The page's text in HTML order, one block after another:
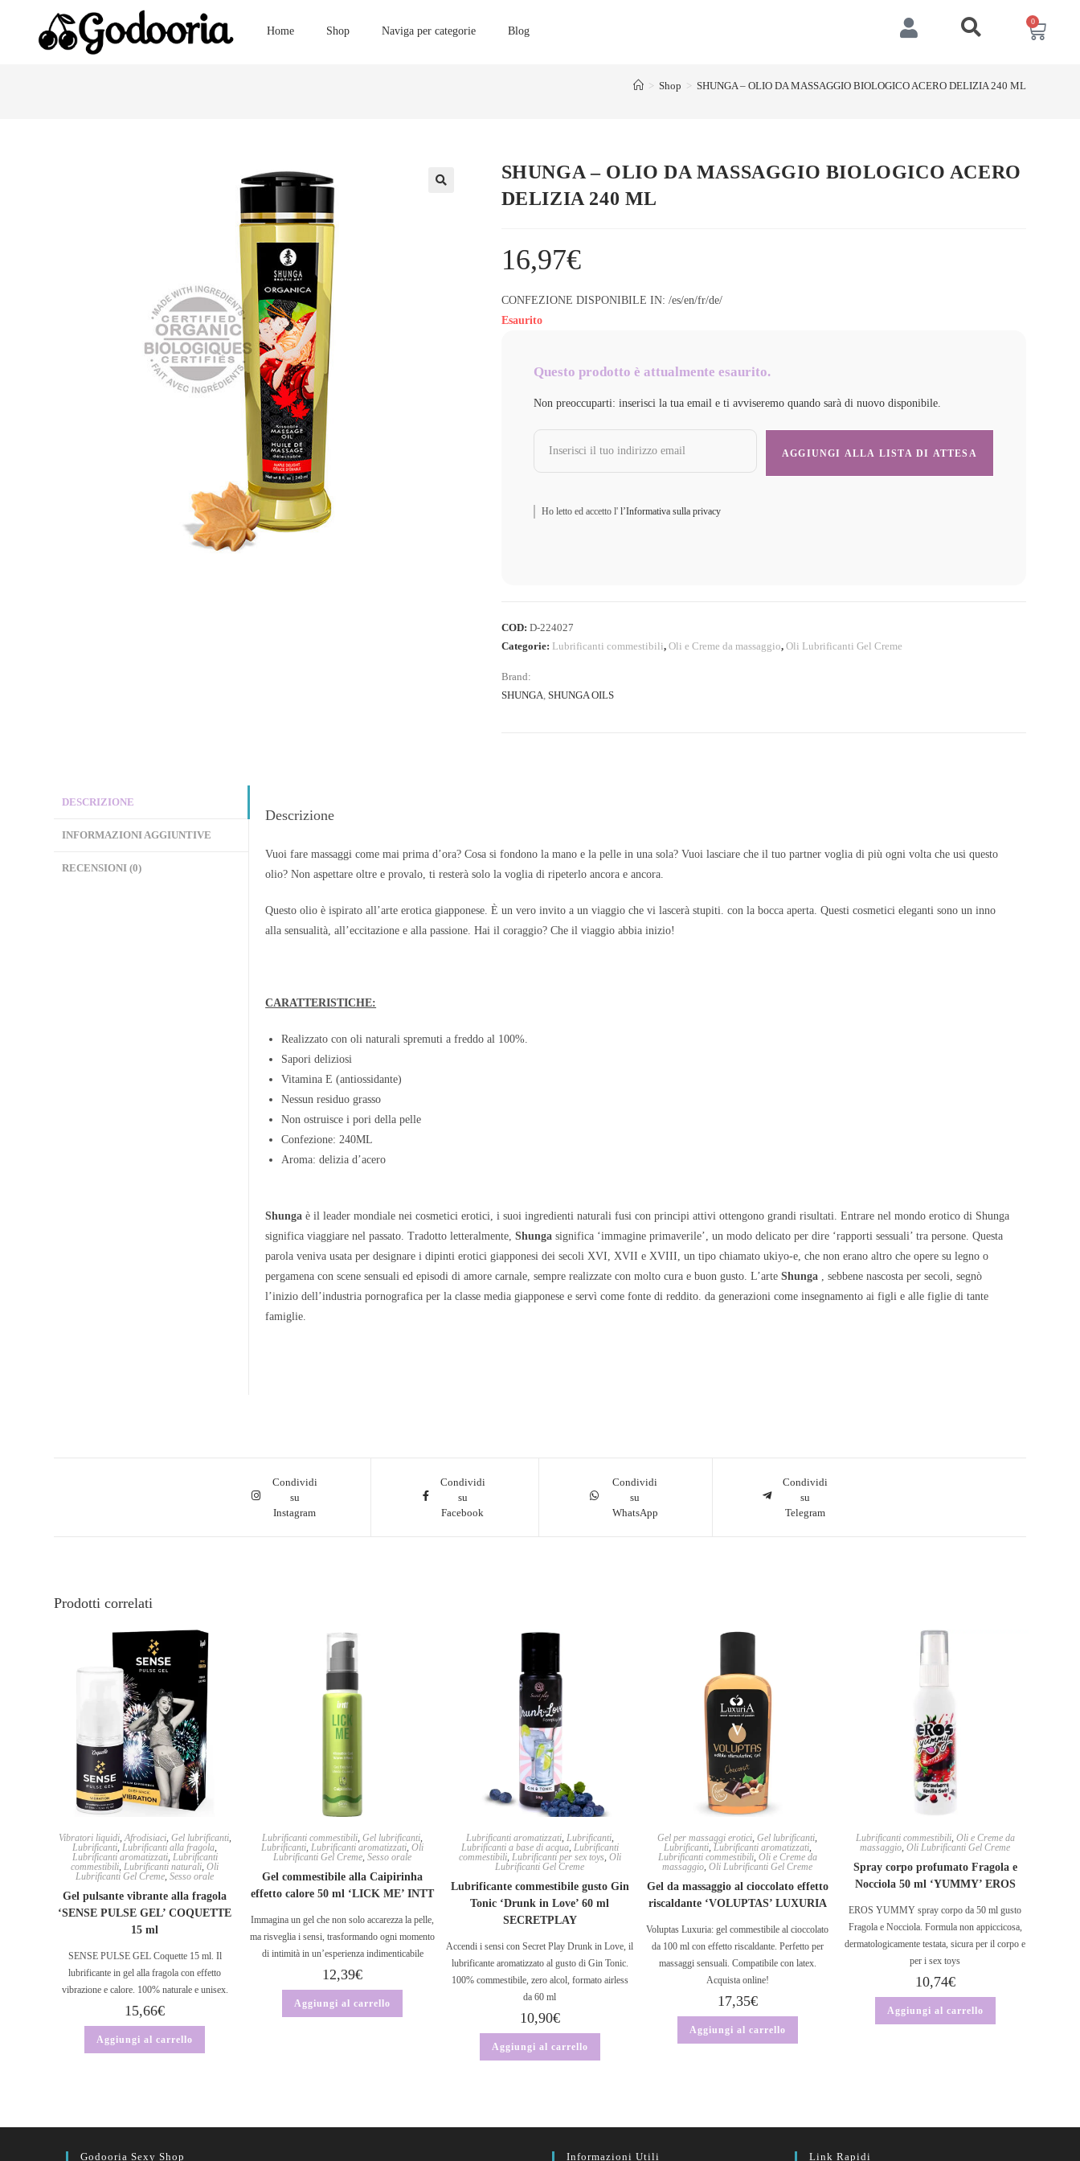
Home Shop Naviga per categorie Blog
0
> Shop > SHUNGA – OLIO DA MASSAGGIO BIOLOGICO ACERO DELIZIA 240 ML
SHUNGA – OLIO DA MASSAGGIO BIOLOGICO ACERO
DELIZIA 240 ML
16,97€
CONFEZIONE DISPONIBILE IN: /es/en/fr/de/
Esaurito
Questo prodotto è attualmente esaurito.
Non preoccuparti: inserisci la tua email e ti avviseremo quando sarà di nuovo disponibile.
Ho letto ed accetto l'l’Informativa sulla privacy
COD: D-224027
Categorie: Lubrificanti commestibili, Oli e Creme da massaggio, Oli Lubrificanti Gel Creme
Brand:
SHUNGA, SHUNGA OILS
DESCRIZIONE
INFORMAZIONI AGGIUNTIVE
RECENSIONI (0)
Descrizione
Vuoi fare massaggi come mai prima d’ora? Cosa si fondono la mano e la pelle in una sola? Vuoi lasciare che il tuo partner voglia di più ogni volta che usi questo
olio? Non aspettare oltre e provalo, ti resterà solo la voglia di ripeterlo ancora e ancora.
Questo olio è ispirato all’arte erotica giapponese. È un vero invito a un viaggio che vi lascerà stupiti. con la bocca aperta. Questi cosmetici eleganti sono un inno
alla sensualità, all’eccitazione e alla passione. Hai il coraggio? Che il viaggio abbia inizio!
CARATTERISTICHE:
Realizzato con oli naturali spremuti a freddo al 100%.
Sapori deliziosi
Vitamina E (antiossidante)
Nessun residuo grasso
Non ostruisce i pori della pelle
Confezione: 240ML
Aroma: delizia d’acero
Shunga è il leader mondiale nei cosmetici erotici, i suoi ingredienti naturali fusi con principi attivi ottengono grandi risultati. Entrare nel mondo erotico di Shunga
significa viaggiare nel passato. Tradotto letteralmente,Shunga significa ‘immagine primaverile’, un modo delicato per dire ‘rapporti sessuali’ tra persone. Questa
parola veniva usata per designare i dipinti erotici giapponesi dei secoli XVI, XVII e XVIII, un tipo chiamato ukiyo-e, che non erano altro che opere su legno o
pergamena con scene sensuali ed episodi di amore carnale, sempre realizzate con molto cura e buon gusto. L’arteShunga , sebbene nascosta per secoli, segnò
l’inizio dell’industria pornografica per la classe media giapponese e servì come fonte di reddito. da generazioni come insegnamento ai figli e alle figlie di tante
famiglie.
Condividi
su
Instagram
Condividi
su
Facebook
Condividi
su
WhatsApp
Condividi
su
Telegram
Prodotti correlati
Vibratori liquidi,Afrodisiaci, Gel lubrificanti,
Lubrificanti,Lubrificanti alla fragola,
Lubrificanti aromatizzati, Lubrificanti
commestibili,Lubrificanti naturali,Oli
Lubrificanti Gel Creme,Sesso orale
Gel pulsante vibrante alla fragola
‘SENSE PULSE GEL’ COQUETTE
15 ml
SENSE PULSE GEL Coquette 15 ml. Il
lubrificante in gel alla fragola con effetto
vibrazione e calore. 100% naturale e unisex.
15,66€
Aggiungi al carrello
Lubrificanti commestibili,Gel lubrificanti,
Lubrificanti,Lubrificanti aromatizzati,Oli
Lubrificanti Gel Creme,Sesso orale
Gel commestibile alla Caipirinha
effetto calore 50 ml ‘LICK ME’ INTT
Immagina un gel che non solo accarezza la pelle,
ma risveglia i sensi, trasformando ogni momento
di intimità in un’esperienza indimenticabile
12,39€
Aggiungi al carrello
Lubrificanti aromatizzati, Lubrificanti,
Lubrificanti a base di acqua, Lubrificanti
commestibili, Lubrificanti per sex toys, Oli
Lubrificanti Gel Creme
Lubrificante commestibile gusto Gin
Tonic ‘Drunk in Love’ 60 ml
SECRETPLAY
Accendi i sensi con Secret Play Drunk in Love, il
lubrificante aromatizzato al gusto di Gin Tonic.
100% commestibile, zero alcol, formato airless
da 60 ml
10,90€
Aggiungi al carrello
Gel per massaggi erotici,Gel lubrificanti,
Lubrificanti, Lubrificanti aromatizzati,
Lubrificanti commestibili, Oli e Creme da
massaggio,Oli Lubrificanti Gel Creme
Gel da massaggio al cioccolato effetto
riscaldante ‘VOLUPTAS’ LUXURIA
Voluptas Luxuria: gel commestibile al cioccolato
da 100 ml con effetto riscaldante. Perfetto per
massaggi sensuali. Compatibile con latex.
Acquista online!
17,35€
Aggiungi al carrello
Lubrificanti commestibili, Oli e Creme da
massaggio,Oli Lubrificanti Gel Creme
Spray corpo profumato Fragola e
Nocciola 50 ml ‘YUMMY’ EROS
EROS YUMMY spray corpo da 50 ml gusto
Fragola e Nocciola. Formula non appiccicosa,
dermatologicamente testata, sicura per il corpo e
per i sex toys
10,74€
Aggiungi al carrello
Godooria Sexy Shop Informazioni Utili Link Rapidi